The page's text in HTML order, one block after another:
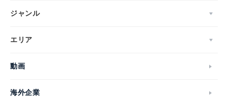
ジャンル
エリア
動画
海外企業